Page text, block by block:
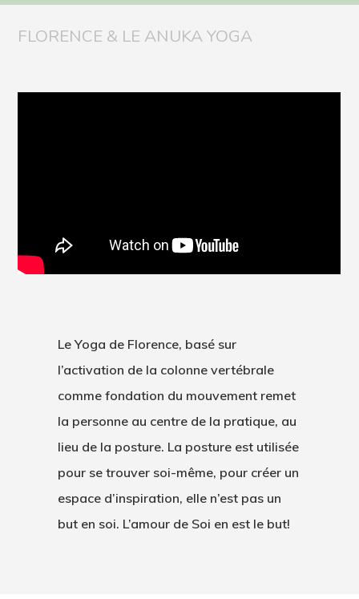
FLORENCE & LE ANUKA YOGA
Le Yoga de Florence, basé sur
l’activation de la colonne vertébrale
comme fondation du mouvement remet
la personne au centre de la pratique, au
lieu de la posture. La posture est utilisée
pour se trouver soi-même, pour créer un
espace d’inspiration, elle n’est pas un
but en soi. L’amour de Soi en est le but!
BLOG,